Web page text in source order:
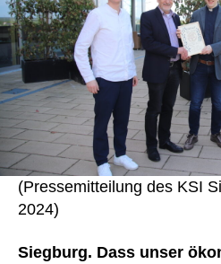
(Pressemitteilung des KSI
2024)
Siegburg. Dass unser